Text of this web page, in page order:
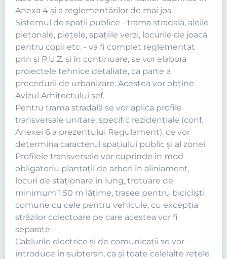
Anexa 4 şi a reglementărilor de mai jos.
Sistemul de spaţii publice - trama stradală, aleile
pietonale, pieţele, spaţiile verzi, locurile de joacă
pentru copii etc. - va fi complet reglementat
prin şi P.U.Z. şi în continuare, se vor elabora
proiectele tehnice detaliate, ca parte a
procedurii de urbanizare. Acestea vor obține
Avizul Arhitectului șef.
Pentru trama stradală se vor aplica profile
transversale unitare, specific rezidenţiale (conf.
Anexei 6 a prezentului Regulament), ce vor
determina caracterul spaţiului public şi al zonei.
Profilele transversale vor cuprinde în mod
obligatoriu plantaţii de arbori în aliniament,
locuri de staţionare în lung, trotuare de
minimum 1,50 m lăţime, trasee pentru biciclişti
comune cu cele pentru vehicule, cu excepţia
străzilor colectoare pe care acestea vor fi
separate.
Cablurile electrice şi de comunicaţii se vor
introduce în subteran, ca şi toate celelalte reţele